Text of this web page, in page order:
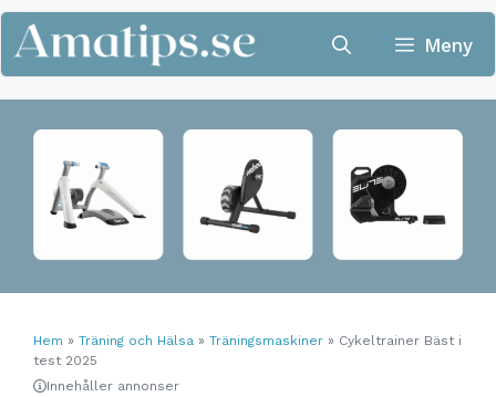
Hoppa
till
innehåll
Meny
Hem » Träning och Hälsa » Träningsmaskiner » Cykeltrainer Bäst i
test 2025
Innehåller annonser